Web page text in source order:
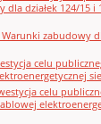
działek 124/15 i
Warunki zabudowy
celu
celu